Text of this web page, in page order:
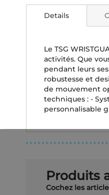
the
beginning
images
gallery
Details
Le TSG
activités. Que
pendant leurs
robustesse et
de mouvement
techniques : -
personnalisable
Produits
Cochez les